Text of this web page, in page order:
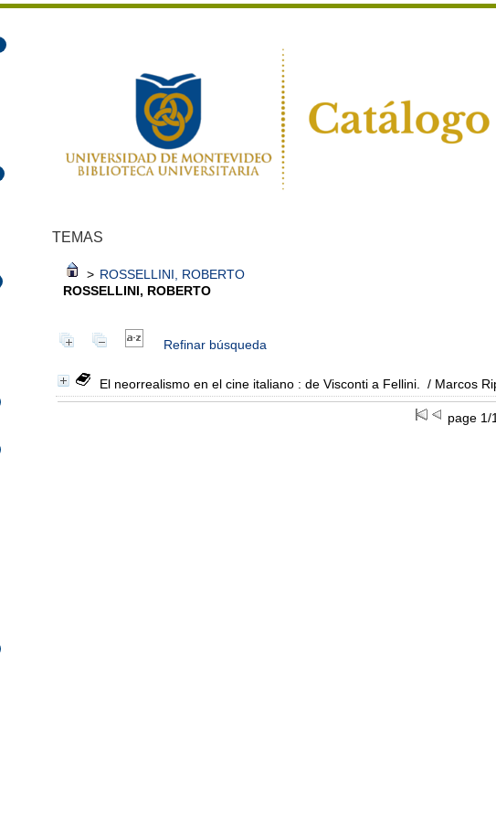
TEMAS
> ROSSELLINI, ROBERTO
ROSSELLINI, ROBERTO
Refinar búsqueda
El neorrealismo en el cine italiano : de Visconti a Fellini. / Marcos
page